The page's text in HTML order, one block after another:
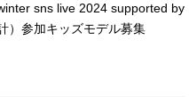
sns live 2024 supported by
）参加キッズモデル募集